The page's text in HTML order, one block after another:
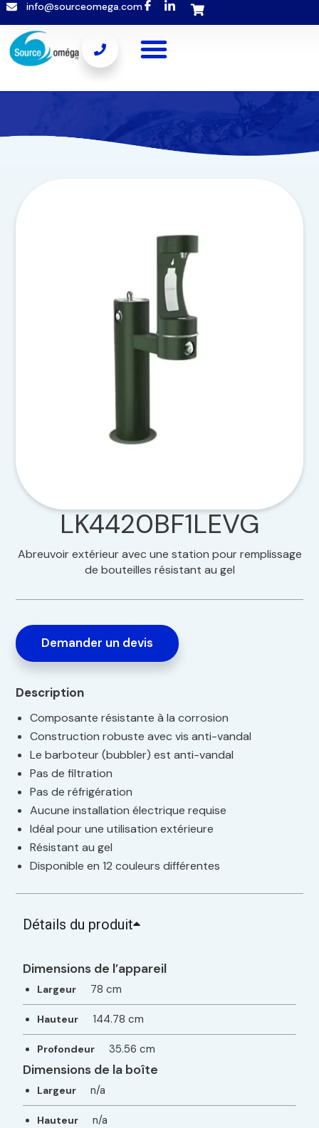
info@sourceomega.com
Popup template not selected
LK4420BF1LEVG
Abreuvoir extérieur avec une station pour remplissage
de bouteilles résistant au gel
Demander un devis
Description
Composante résistante à la corrosion
Construction robuste avec vis anti-vandal
Le barboteur (bubbler) est anti-vandal
Pas de filtration
Pas de réfrigération
Aucune installation électrique requise
Idéal pour une utilisation extérieure
Résistant au gel
Disponible en 12 couleurs différentes
Détails du produit
Dimensions de l’appareil
Largeur 78 cm
Hauteur 144.78 cm
Profondeur 35.56 cm
Dimensions de la boîte
Largeur n/a
Hauteur n/a